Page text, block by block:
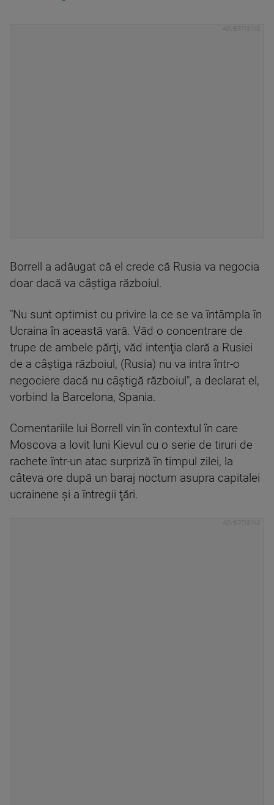
Borrell a adăugat că el crede că Rusia va negocia
doar dacă va câştiga războiul.
"Nu sunt optimist cu privire la ce se va întâmpla în
Ucraina în această vară. Văd o concentrare de
trupe de ambele părţi, văd intenţia clară a Rusiei
de a câştiga războiul, (Rusia) nu va intra într-o
negociere dacă nu câştigă războiul", a declarat el,
vorbind la Barcelona, Spania.
Comentariile lui Borrell vin în contextul în care
Moscova a lovit luni Kievul cu o serie de tiruri de
rachete într-un atac surpriză în timpul zilei, la
câteva ore după un baraj nocturn asupra capitalei
ucrainene şi a întregii ţări.